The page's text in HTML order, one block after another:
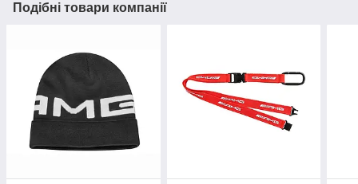
Подібні товари компанії